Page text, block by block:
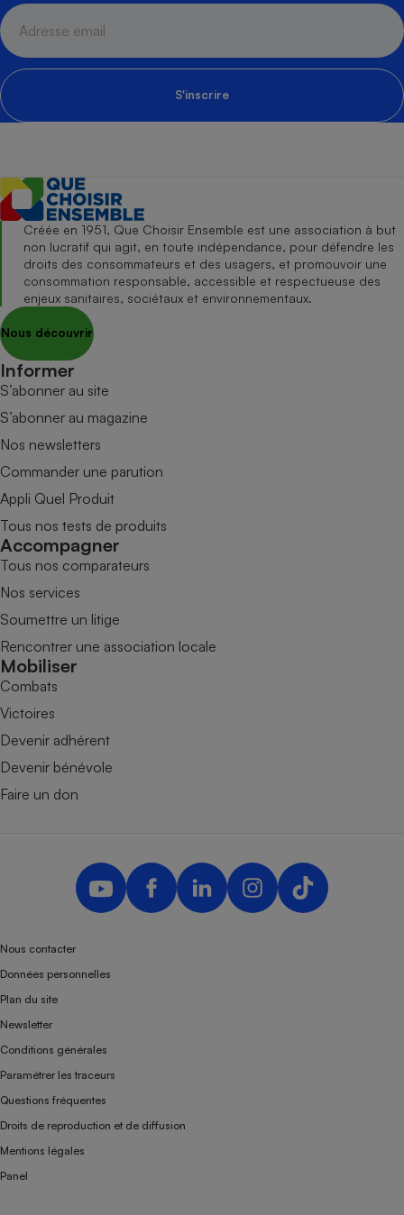
S'inscrire
Créée en 1951, Que Choisir Ensemble est une association à but
non lucratif qui agit, en toute indépendance, pour défendre les
droits des consommateurs et des usagers, et promouvoir une
consommation responsable, accessible et respectueuse des
enjeux sanitaires, sociétaux et environnementaux.
Nous découvrir
Informer
S’abonner au site
S’abonner au magazine
Nos newsletters
Commander une parution
Appli Quel Produit
Tous nos tests de produits
Accompagner
Tous nos comparateurs
Nos services
Soumettre un litige
Rencontrer une association locale
Mobiliser
Combats
Victoires
Devenir adhérent
Devenir bénévole
Faire un don
Nous contacter
Données personnelles
Plan du site
Newsletter
Conditions générales
Paramétrer les traceurs
Questions fréquentes
Droits de reproduction et de diffusion
Mentions légales
Panel